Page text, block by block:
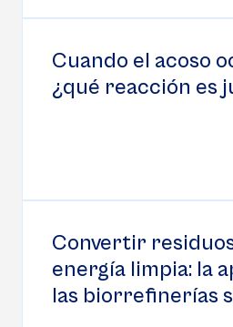
Cuando el acoso
¿qué reacción es
Convertir
energía limpia: la
las biorrefinerías